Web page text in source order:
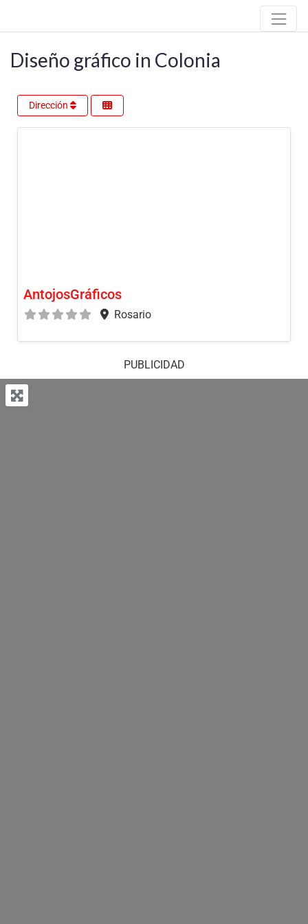
Diseño gráfico in Colonia
Dirección
AntojosGráficos
Rosario
PUBLICIDAD